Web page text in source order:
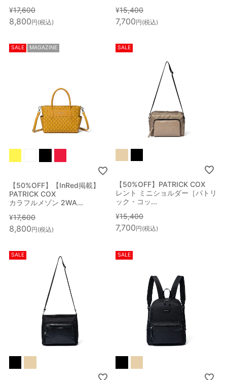
¥17,600
8,800 税込
¥15,400
7,700 税込
SALE MAGAZINE
【50%OFF】【InRed掲載】
PATRICK COX
カラフルメゾン 2WA...
¥17,600
8,800 税込
SALE
【50%OFF】PATRICK COX
レント ミニショルダー［パトリ
ック・コッ...
¥15,400
7,700 税込
SALE SALE